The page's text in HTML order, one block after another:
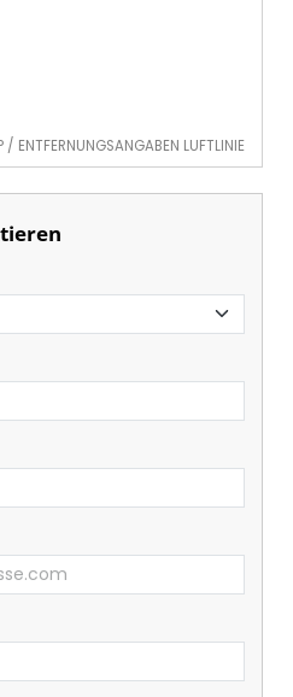
/ ENTFERNUNGSANGABEN LUFTLINIE